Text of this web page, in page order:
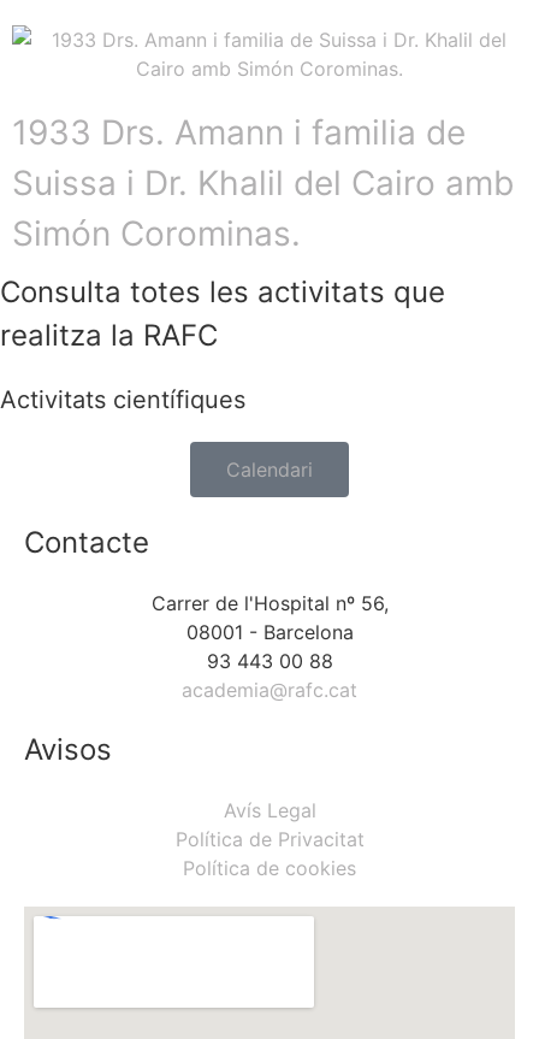
1933 Drs. Amann i familia de
Suissa i Dr. Khalil del Cairo amb
Simón Corominas.
Consulta totes les activitats que
realitza la RAFC
Activitats científiques
Calendari
Contacte
Carrer de l'Hospital nº 56,
08001 - Barcelona
93 443 00 88
academia@rafc.cat
Avisos
Avís Legal
Política de Privacitat
Política de cookies